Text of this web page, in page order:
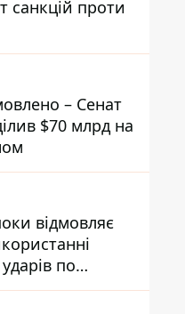
санкцій проти
– Сенат
$70 млрд на
відмовляє
по
– ЗМІ